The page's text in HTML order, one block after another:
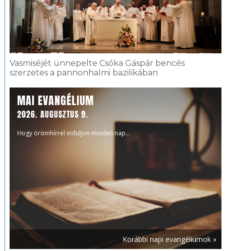
Vasmiséjét ünnepelte Csóka Gáspár bencés
szerzetes a pannonhalmi bazilikában
MAI EVANGÉLIUM
2026. AUGUSZTUS 9.
Hogy örömhírrel induljon minden nap...
Korábbi napi evangéliumok »